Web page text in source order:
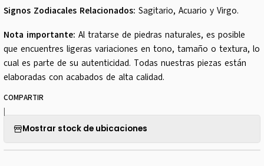
Signos Zodiacales Relacionados: Sagitario, Acuario y Virgo.
Nota importante: Al tratarse de piedras naturales, es posible
que encuentres ligeras variaciones en tono, tamaño o textura, lo
cual es parte de su autenticidad. Todas nuestras piezas están
elaboradas con acabados de alta calidad.
COMPARTIR
|
Mostrar stock de ubicaciones